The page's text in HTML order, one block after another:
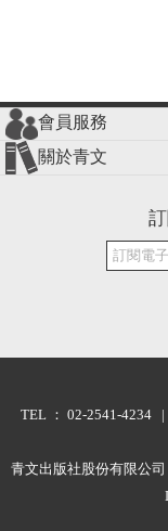
會員服務
會員辦法
客服信箱
隱私條款
網站導覽關於青文
TEL ： 02-2541-4234
青文出版社股份有限公